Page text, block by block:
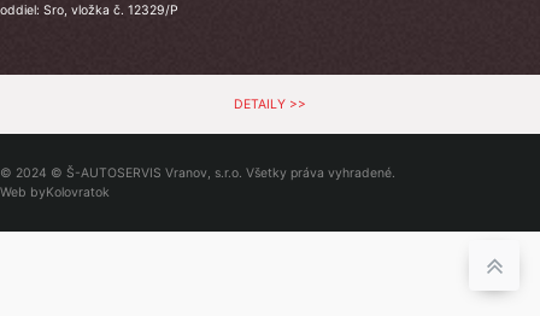
oddiel: Sro, vložka č. 12329/P
DETAILY >>
© 2024 © Š-AUTOSERVIS Vranov, s.r.o. Všetky práva vyhradené.
Web byKolovratok